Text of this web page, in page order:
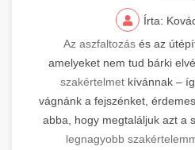
Írta:
Az aszfaltozás és az
amelyeket nem tud bárki
szakértelmet kívánnak –
vágnánk a fejszénket,
abba, hogy megtaláljuk azt a
legnagyobb